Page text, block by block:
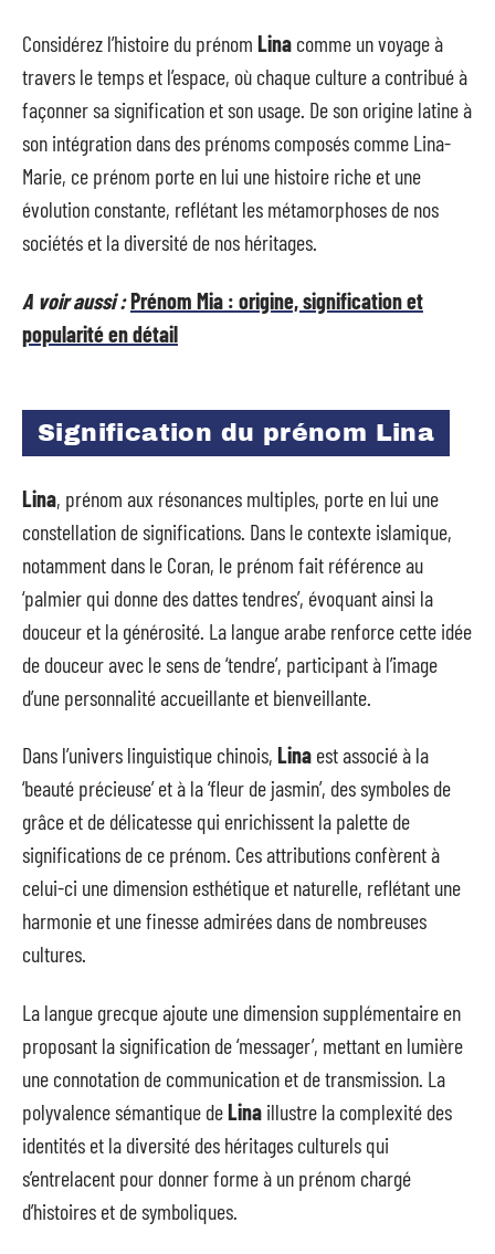
Considérez l’histoire du prénom Lina comme un voyage à
travers le temps et l’espace, où chaque culture a contribué à
façonner sa signification et son usage. De son origine latine à
son intégration dans des prénoms composés comme Lina-
Marie, ce prénom porte en lui une histoire riche et une
évolution constante, reflétant les métamorphoses de nos
sociétés et la diversité de nos héritages.
A voir aussi :Prénom Mia : origine, signification et
popularité en détail
Signification du prénom Lina
Lina, prénom aux résonances multiples, porte en lui une
constellation de significations. Dans le contexte islamique,
notamment dans le Coran, le prénom fait référence au
‘palmier qui donne des dattes tendres’, évoquant ainsi la
douceur et la générosité. La langue arabe renforce cette idée
de douceur avec le sens de ‘tendre’, participant à l’image
d’une personnalité accueillante et bienveillante.
Dans l’univers linguistique chinois, Lina est associé à la
‘beauté précieuse’ et à la ‘fleur de jasmin’, des symboles de
grâce et de délicatesse qui enrichissent la palette de
significations de ce prénom. Ces attributions confèrent à
celui-ci une dimension esthétique et naturelle, reflétant une
harmonie et une finesse admirées dans de nombreuses
cultures.
La langue grecque ajoute une dimension supplémentaire en
proposant la signification de ‘messager’, mettant en lumière
une connotation de communication et de transmission. La
polyvalence sémantique deLina illustre la complexité des
identités et la diversité des héritages culturels qui
s’entrelacent pour donner forme à un prénom chargé
d’histoires et de symboliques.